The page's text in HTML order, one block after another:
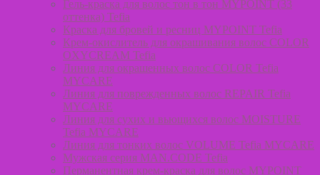
Гель-краска для волос тон в тон MYPOINT (33
оттенка) Tefia
Краска для бровей и ресниц MYPOINT Tefia
Крем-окислитель для окрашивания волос COLOR
OXYCREAM Tefia
Линия для окрашенных волос COLOR Tefia
MYCARE
Линия для поврежденных волос REPAIR Tefia
MYCARE
Линия для сухих и вьющихся волос MOISTURE
Tefia MYCARE
Линия для тонких волос VOLUME Tefia MYCARE
Мужская серия MAN.CODE Tefia
Перманентная крем-краска для волос MYPOINT